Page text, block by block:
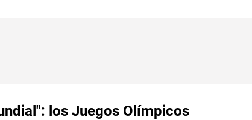
los Juegos Olímpicos